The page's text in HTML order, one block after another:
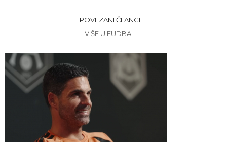
POVEZANI ČLANCI
VIŠE U FUDBAL